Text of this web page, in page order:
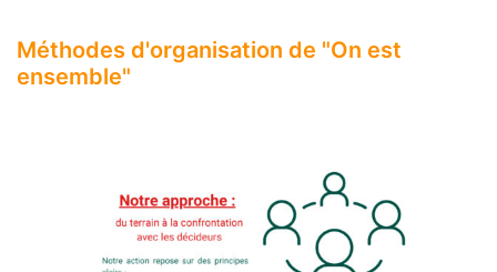
Méthodes d'organisation de "On est
ensemble"